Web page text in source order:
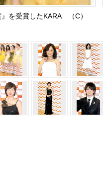
を受賞したKARA （C）